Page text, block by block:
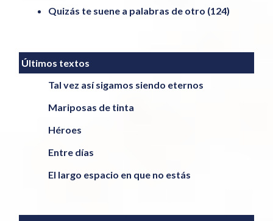
Quizás te suene a palabras de otro (124)
Últimos textos
Tal vez así sigamos siendo eternos
Mariposas de tinta
Héroes
Entre días
El largo espacio en que no estás